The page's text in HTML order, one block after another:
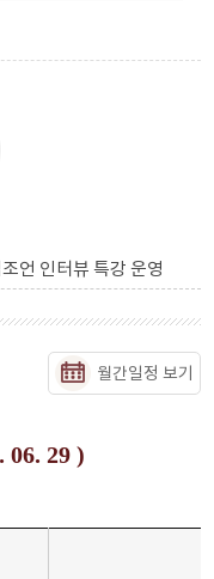
언 인터뷰 특강 운영
월간일정 보기
06. 29 )